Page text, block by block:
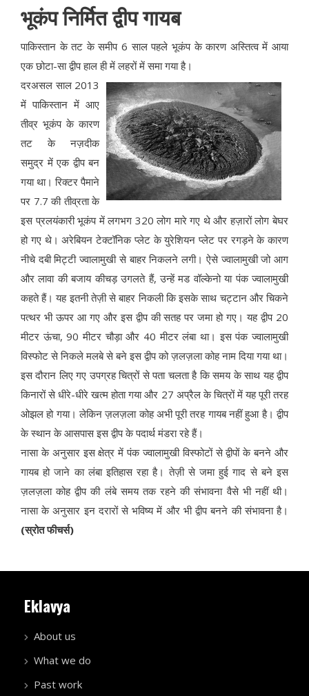
भूकंप निर्मित द्वीप गायब
पाकिस्तान के तट के समीप 6 साल पहले भूकंप के कारण अस्तित्व में आया
एक छोटा-सा द्वीप हाल ही में लहरों में समा गया है।
दरअसल साल 2013
में पाकिस्तान में आए
तीव्र भूकंप के कारण
तट के नज़दीक
समुद्र में एक द्वीप बन
गया था। रिक्टर पैमाने
पर 7.7 की तीव्रता के
इस प्रलयंकारी भूकंप में लगभग 320 लोग मारे गए थे और हज़ारों लोग बेघर
हो गए थे। अरेबियन टेक्टॉनिक प्लेट के युरेशियन प्लेट पर रगड़ने के कारण
नीचे दबी मिट्टी ज्वालामुखी से बाहर निकलने लगी। ऐसे ज्वालामुखी जो आग
और लावा की बजाय कीचड़ उगलते हैं, उन्हें मड वॉल्केनो या पंक ज्वालामुखी
कहते हैं। यह इतनी तेज़ी से बाहर निकली कि इसके साथ चट्टान और चिकने
पत्थर भी ऊपर आ गए और इस द्वीप की सतह पर जमा हो गए। यह द्वीप 20
मीटर ऊंचा, 90 मीटर चौड़ा और 40 मीटर लंबा था। इस पंक ज्वालामुखी
विस्फोट से निकले मलबे से बने इस द्वीप को ज़लज़ला कोह नाम दिया गया था।
इस दौरान लिए गए उपग्रह चित्रों से पता चलता है कि समय के साथ यह द्वीप
किनारों से धीरे-धीरे खत्म होता गया और 27 अप्रैल के चित्रों में यह पूरी तरह
ओझल हो गया। लेकिन ज़लज़ला कोह अभी पूरी तरह गायब नहीं हुआ है। द्वीप
के स्थान के आसपास इस द्वीप के पदार्थ मंडरा रहे हैं।
नासा के अनुसार इस क्षेत्र में पंक ज्वालामुखी विस्फोटों से द्वीपों के बनने और
गायब हो जाने का लंबा इतिहास रहा है। तेज़ी से जमा हुई गाद से बने इस
ज़लज़ला कोह द्वीप की लंबे समय तक रहने की संभावना वैसे भी नहीं थी।
नासा के अनुसार इन दरारों से भविष्य में और भी द्वीप बनने की संभावना है।
(स्रोत फीचर्स)
Eklavya
About us
What we do
Past work